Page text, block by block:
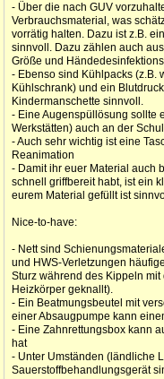
- Über die nach GUV
Verbrauchsmaterial, was
vorrätig halten. Dazu ist z.B.
sinnvoll. Dazu zählen auch
Größe und
- Ebenso sind Kühlpacks (z.B.
Kühlschrank) und ein
Kindermanschette sinnvoll.
- Eine Augenspüllösung sollte
Werkstätten) auch an der
- Auch sehr wichtig ist eine
Reanimation
- Damit ihr euer Material auch
schnell griffbereit habt, ist ein
eurem Material gefüllt ist
Nice-to-have:
- Nett sind
und HWS-Verletzungen
Sturz während des Kippeln
Heizkörper geknallt).
- Ein Beatmungsbeutel mit
einer Absaugpumpe kann
- Eine Zahnrettungsbox kann
hat
- Unter Umständen (ländliche
Sauerstoffbehandlungsgerät